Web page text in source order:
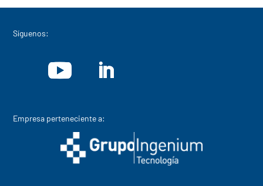
Síguenos:
Empresa perteneciente a: